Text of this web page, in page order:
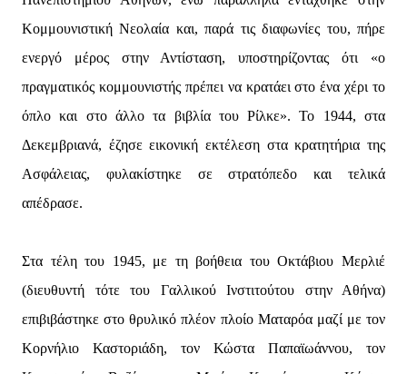
Κομμουνιστική Νεολαία και, παρά τις διαφωνίες του, πήρε
ενεργό μέρος στην Αντίσταση, υποστηρίζοντας ότι «ο
πραγματικός κομμουνιστής πρέπει να κρατάει στο ένα χέρι το
όπλο και στο άλλο τα βιβλία του Ρίλκε». Το 1944, στα
Δεκεμβριανά, έζησε εικονική εκτέλεση στα κρατητήρια της
Ασφάλειας, φυλακίστηκε σε στρατόπεδο και τελικά
απέδρασε.
Στα τέλη του 1945, με τη βοήθεια του Οκτάβιου Μερλιέ
(διευθυντή τότε του Γαλλικού Ινστιτούτου στην Αθήνα)
επιβιβάστηκε στο θρυλικό πλέον πλοίο Ματαρόα μαζί με τον
Κορνήλιο Καστοριάδη, τον Κώστα Παπαϊωάννου, τον